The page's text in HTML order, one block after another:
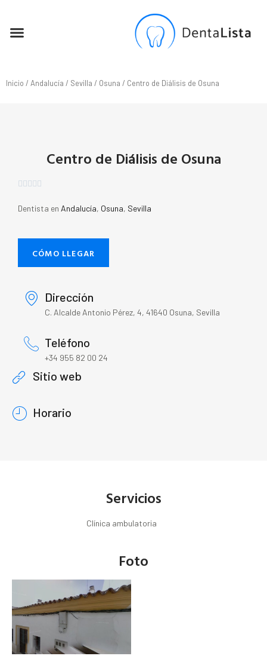
Inicio / Andalucía / Sevilla / Osuna / Centro de Diálisis de Osuna
Centro de Diálisis de Osuna
    
Dentista en Andalucía, Osuna, Sevilla
CÓMO LLEGAR
Dirección
C. Alcalde Antonio Pérez, 4, 41640 Osuna, Sevilla
Teléfono
+34 955 82 00 24
Sitio web
Horario
Servicios
Clínica ambulatoria
Foto